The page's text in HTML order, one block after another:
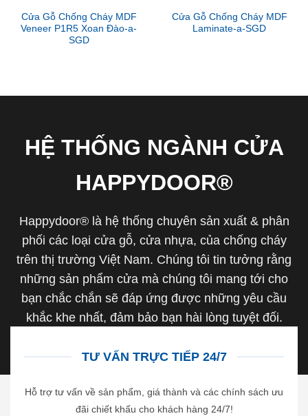
Cửa Gỗ Chống Cháy MDF
Veneer P1R5 Xoan Đào-a-
SGD
Cửa Gỗ Chống Cháy MDF
Laminate-a-SGD
HỆ THỐNG NGÀNH CỬA
HAPPYDOOR®
Happydoor® là hệ thống chuyên sản xuất & phân
phối các loại cửa gỗ, cửa nhựa, của chống cháy
trên thị trường Việt Nam. Chúng tôi tin tưởng rằng
những sản phẩm cửa mà chúng tôi mang tới cho
bạn chắc chắn sẽ đáp ứng được những yêu cầu
khắc khe nhất, đảm bảo bạn hài lòng tuyệt đối.
TƯ VẤN TRỰC TIẾP 24/7
Hỗ trợ tư vấn về sản phẩm, giá thành và các chính sách ưu
đãi chiết khấu cho khách hàng 24/7!